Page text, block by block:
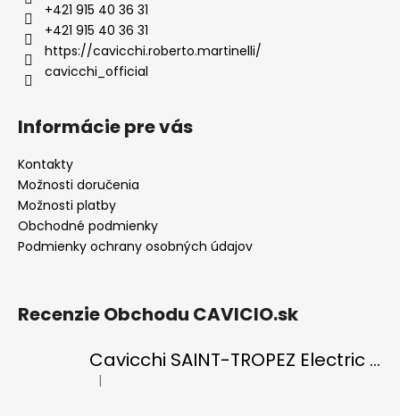
+421 915 40 36 31
+421 915 40 36 31
https://cavicchi.roberto.martinelli/
cavicchi_official
Informácie pre vás
Kontakty
Možnosti doručenia
Možnosti platby
Obchodné podmienky
Podmienky ochrany osobných údajov
Recenzie Obchodu CAVICIO.sk
Cavicchi SAINT-TROPEZ Electric Blue di RICCI
Hodnotenie produktu je 5 z 5 hviezdičiek.
|